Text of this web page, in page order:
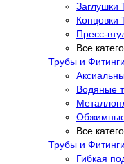
Заглушки
Концовки
Пресс-
Все
Трубы и
Водяные
Все
Трубы и
Гибкая